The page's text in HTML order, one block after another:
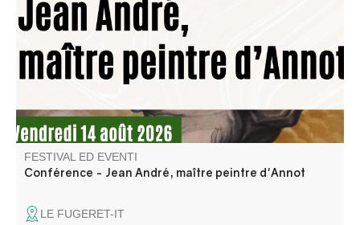
dont on sait peu de choses. Ce sont, en fin de compte, les
œuvres qu’il a laissées dans nos villages qui nous parlent
le mieux de lui. Un peintre de son temps…entre tradition
et modernité.
FESTIVAL ED EVENTI
Conférence - Jean André, maître peintre d'Annot
LE FUGERET-IT